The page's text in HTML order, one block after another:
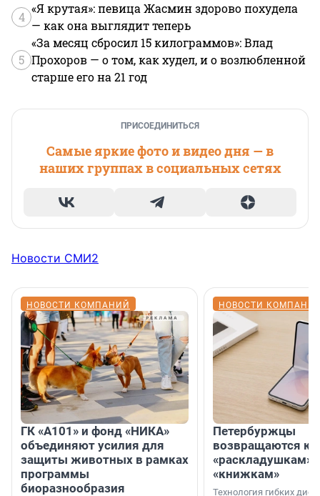
4
«Я крутая»: певица Жасмин здорово похудела
— как она выглядит теперь
5
«За месяц сбросил 15 килограммов»: Влад
Прохоров — о том, как худел, и о возлюбленной
старше его на 21 год
ПРИСОЕДИНИТЬСЯ
Самые яркие фото и видео дня — в
наших группах в социальных сетях
Новости СМИ2
НОВОСТИ КОМПАНИЙ
ГК «А101» и фонд «НИКА»
объединяют усилия для
защиты животных в рамках
программы
биоразнообразия
НОВОСТИ
Петербуржцы
возвращаются к
«раскладушкам»
«книжкам»
Технология гибких